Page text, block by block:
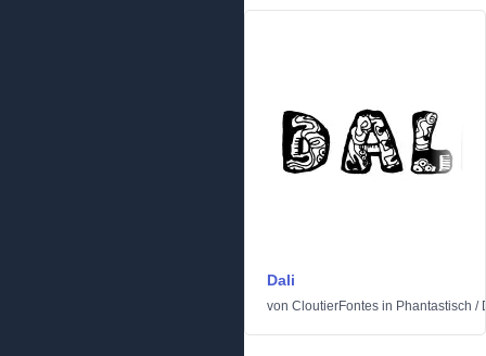
Dali
von CloutierFontes in Phantastisch /